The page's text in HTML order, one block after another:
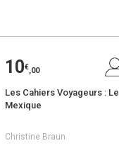
10€,00
Les Cahiers Voyageurs : Le
Mexique
Christine Braun